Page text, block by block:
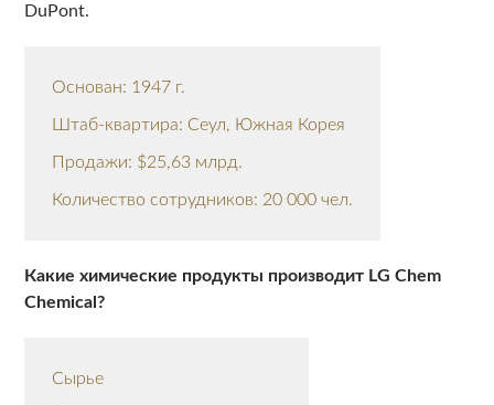
DuPont.
Основан: 1947 г.
Штаб-квартира: Сеул, Южная Корея
Продажи: $25,63 млрд.
Количество сотрудников: 20 000 чел.
Какие химические продукты производит LG Chem
Chemical?
Сырье